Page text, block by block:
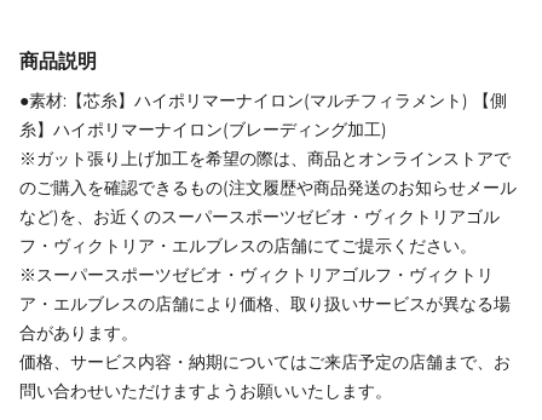
商品説明
●素材:【芯糸】ハイポリマーナイロン(マルチフィラメント) 【側
糸】ハイポリマーナイロン(ブレーディング加工)
※ガット張り上げ加工を希望の際は、商品とオンラインストアで
のご購入を確認できるもの(注文履歴や商品発送のお知らせメール
など)を、お近くのスーパースポーツゼビオ・ヴィクトリアゴル
フ・ヴィクトリア・エルブレスの店舗にてご提示ください。
※スーパースポーツゼビオ・ヴィクトリアゴルフ・ヴィクトリ
ア・エルブレスの店舗により価格、取り扱いサービスが異なる場
合があります。
価格、サービス内容・納期についてはご来店予定の店舗まで、お
問い合わせいただけますようお願いいたします。